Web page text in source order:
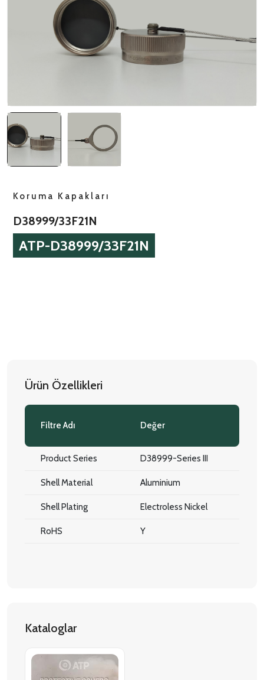
Koruma Kapakları
D38999/33F21N
ATP-D38999/33F21N
Ürün Özellikleri
Filtre Adı Değer
Product Series D38999-Series III
Shell Material Aluminium
Shell Plating Electroless Nickel
RoHS Y
Kataloglar
NATO ÜRÜNLERI
ÜRÜN LISTESI